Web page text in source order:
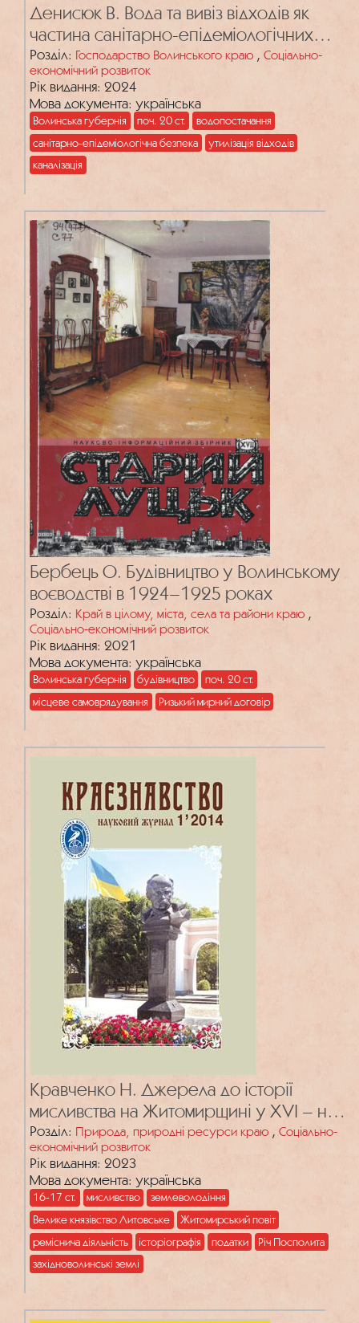
Денисюк В. Вода та вивіз відходів як
частина санітарно-епідеміологічних
проблем у містах Західної Волині в
1914-1918 рр.
Розділ: Господарство Волинського краю , Соціально-
економічний розвиток
Рік видання: 2024
Мова документа: українська
Волинська губернія поч. 20 ст.
водопостачання
санітарно-епідеміологічна безпека
утилізація відходів
каналізація
Бербець О. Будівництво у Волинському
воєводстві в 1924–1925 роках
Розділ: Край в цілому, міста, села та райони краю ,
Соціально-економічний розвиток
Рік видання: 2021
Мова документа: українська
Волинська губернія будівництво
поч. 20 ст.
місцеве самоврядування
Ризький мирний договір
Кравченко Н. Джерела до історії
мисливства на Житомирщині у ХVІ – на
початку ХVІI ст.
Розділ: Природа, природні ресурси краю , Соціально-
економічний розвиток
Рік видання: 2023
Мова документа: українська
16-17 ст. мисливство
землеволодіння
Велике князівство Литовське
Житомирський повіт
реміснича діяльність
історіографія податки
Річ Посполита
західноволинські землі